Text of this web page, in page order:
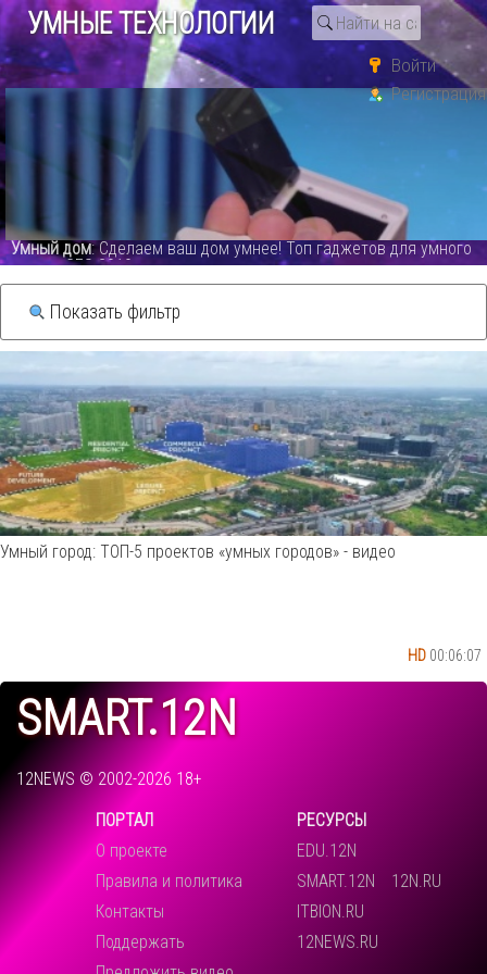
УМНЫЕ ТЕХНОЛОГИИ
Войти
Регистрация
Умный дом: Сделаем ваш дом умнее! Топ гаджетов для умного
дома с CES 2019 - видео
Поиск по тегу «новости
технологий 2023»
Видео каталог
Показать фильтр
HD 00:06:07
Умный город: ТОП-5 проектов «умных городов» - видео
SMART.12N
12NEWS © 2002-2026 18+
ПОРТАЛ
О проекте
Правила и политика
Контакты
Поддержать
РЕСУРСЫ
EDU.12N
SMART.12N
12N.RU
ITBION.RU
12NEWS.RU